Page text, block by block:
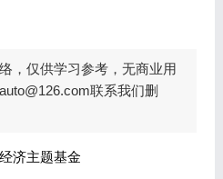
，仅供学习参考，无商业用
联系我们删
济主题基金